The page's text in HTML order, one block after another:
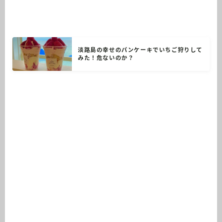
淡路島の幸せのパンケーキでいちご狩りして
みた！危ないのか？